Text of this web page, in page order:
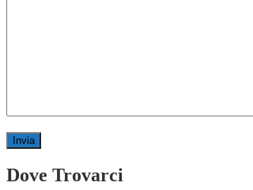
Dove Trovarci